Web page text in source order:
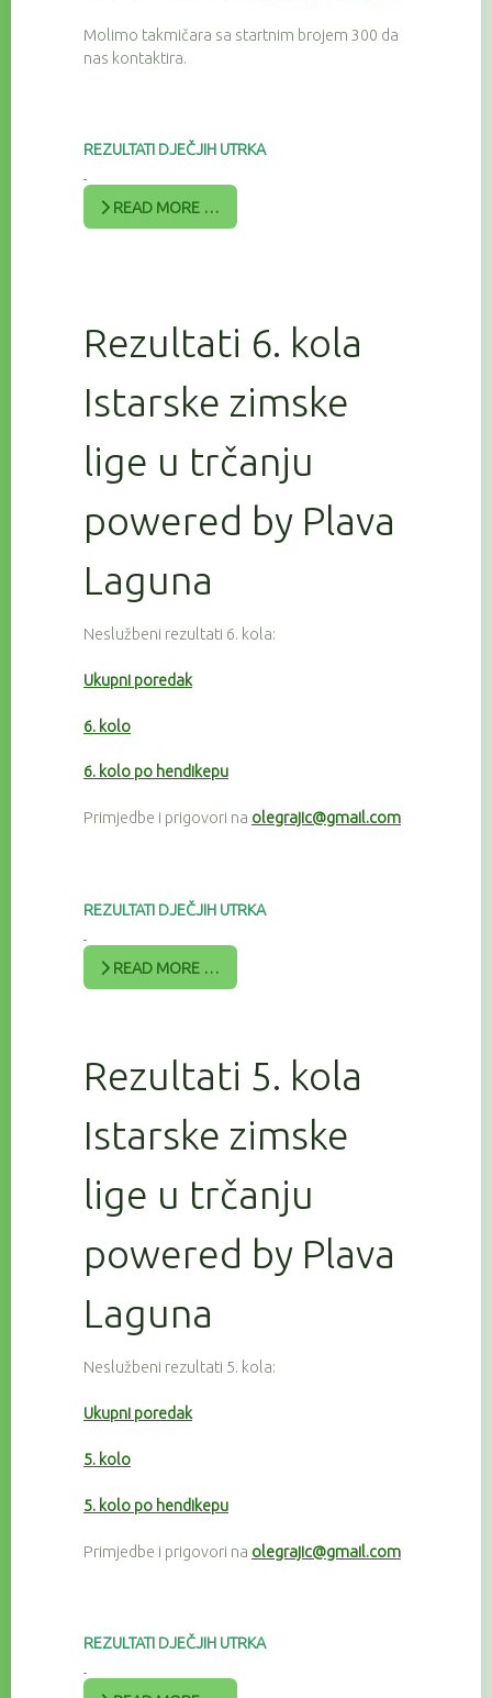
Molimo takmičara sa startnim brojem 300 da
nas kontaktira.
REZULTATI DJEČJIH UTRKA
READ MORE …
Rezultati 6. kola
Istarske zimske
lige u trčanju
powered by Plava
Laguna
Neslužbeni rezultati 6. kola:
Ukupni poredak
6. kolo
6. kolo po hendikepu
Primjedbe i prigovori na olegrajic@gmail.com
REZULTATI DJEČJIH UTRKA
READ MORE …
Rezultati 5. kola
Istarske zimske
lige u trčanju
powered by Plava
Laguna
Neslužbeni rezultati 5. kola:
Ukupni poredak
5. kolo
5. kolo po hendikepu
Primjedbe i prigovori na olegrajic@gmail.com
REZULTATI DJEČJIH UTRKA